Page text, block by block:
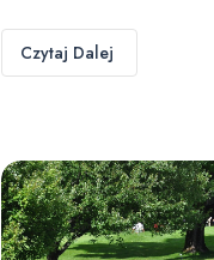
Czytaj Dalej